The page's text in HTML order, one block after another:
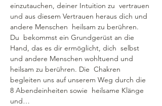
einzutauchen, deiner Intuition zu  vertrauen
und aus diesem Vertrauen heraus dich und
andere Menschen  heilsam zu berühren.
Du  bekommst ein Grundgerüst an die
Hand, das es dir ermöglicht, dich  selbst
und andere Menschen wohltuend und
heilsam zu berühren. Die  Chakren
begleiten uns auf unserem Weg durch die
8 Abendeinheiten sowie  heilsame Klänge
und…